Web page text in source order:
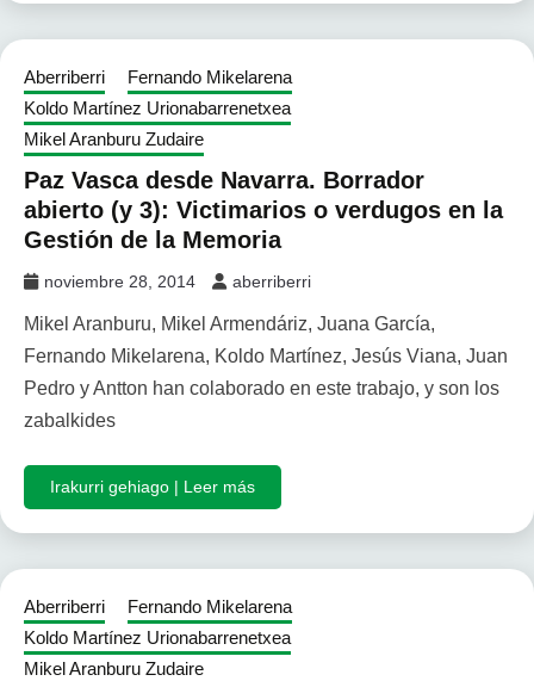
Aberriberri
Fernando Mikelarena
Koldo Martínez Urionabarrenetxea
Mikel Aranburu Zudaire
Paz Vasca desde Navarra. Borrador
abierto (y 3): Victimarios o verdugos en la
Gestión de la Memoria
noviembre 28, 2014 aberriberri
Mikel Aranburu, Mikel Armendáriz, Juana García,
Fernando Mikelarena, Koldo Martínez, Jesús Viana, Juan
Pedro y Antton han colaborado en este trabajo, y son los
zabalkides
Irakurri gehiago | Leer más
Aberriberri
Fernando Mikelarena
Koldo Martínez Urionabarrenetxea
Mikel Aranburu Zudaire